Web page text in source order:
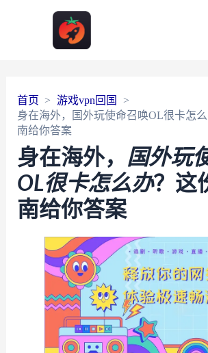
首页
游戏vpn回国
身在海外，国外玩使命召唤OL很卡怎
南给你答案
身在海外，
国外玩
OL很卡怎么办？这
南给你答案